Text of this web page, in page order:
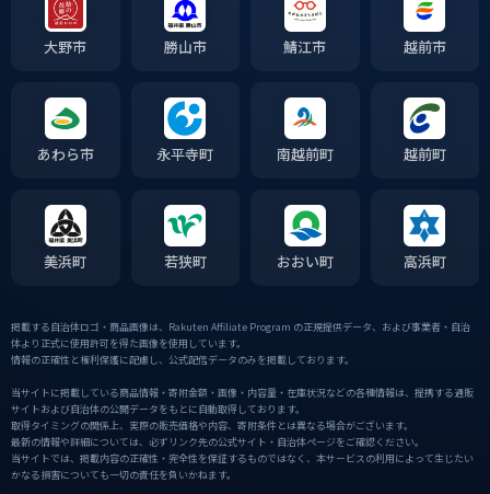
大野市 勝山市 鯖江市 越前市
あわら市 永平寺町 南越前町 越前町
美浜町 若狭町 おおい町 高浜町
掲載する自治体ロゴ・商品画像は、Rakuten Affiliate Program の正規提供データ、および事業者・自治
体より正式に使用許可を得た画像を使用しています。
情報の正確性と権利保護に配慮し、公式配信データのみを掲載しております。
当サイトに掲載している商品情報・寄附金額・画像・内容量・在庫状況などの各種情報は、提携する通販
サイトおよび自治体の公開データをもとに自動取得しております。
取得タイミングの関係上、実際の販売価格や内容、寄附条件とは異なる場合がございます。
最新の情報や詳細については、必ずリンク先の公式サイト・自治体ページをご確認ください。
当サイトでは、掲載内容の正確性・完全性を保証するものではなく、本サービスの利用によって生じたい
かなる損害についても一切の責任を負いかねます。